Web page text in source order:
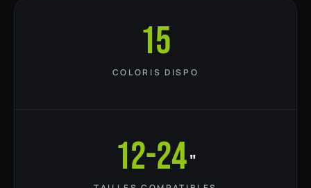
15
COLORIS DISPO
12-24"